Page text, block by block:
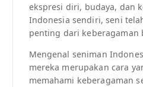
ekspresi diri, budaya, dan
Indonesia sendiri, seni
penting dari keberagaman
Mengenal seniman
mereka merupakan cara
memahami keberagaman